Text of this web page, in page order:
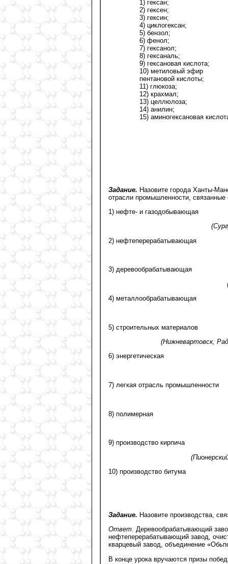
1) гексан;
2) гексен;
3) гексин;
4) циклогексан;
5) бензол;
6) фенол;
7) гексанол;
8) гексаналь;
9) гексановая кислота;
10) метиловый эфир
пентановой кислоты;
11) глюкоза;
12) крахмал;
13) целлюлоза;
14) анилин;
15) аминогексановая
Задание. Назовите города Ханты-
отрасли промышленности, связанные
1) нефте- и газодобывающая
2) нефтеперерабатывающая
3) деревообрабатывающая
4) металлообрабатывающая
5) строительных материалов
(Нижневартовск,
6) энергетическая
7) легкая отрасль промышленности
8) полимерная
9) производство кирпича
10) производство битума
Задание. Назовите производства,
Ответ. Деревообрабатывающий
нефтеперерабатывающий завод,
кварцевый завод, объединение
В конце урока вручаются призы